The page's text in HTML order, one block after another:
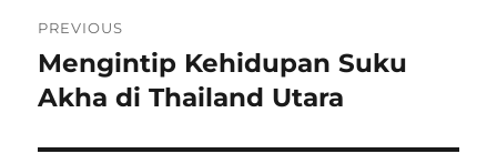
navigation
PREVIOUS
Previous
post:
Mengintip Kehidupan Suku
Akha di Thailand Utara